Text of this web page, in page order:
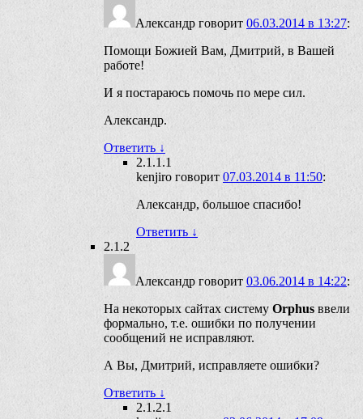
Александр говорит 06.03.2014 в 13:27:
Помощи Божией Вам, Дмитрий, в Вашей
работе!
И я постараюсь помочь по мере сил.
Александр.
Ответить ↓
2.1.1.1
kenjiro говорит 07.03.2014 в 11:50:
Александр, большое спасибо!
Ответить ↓
2.1.2
Александр говорит 03.06.2014 в 14:22:
На некоторых сайтах систему Orphus ввели
формально, т.е. ошибки по получении
сообщений не исправляют.
А Вы, Дмитрий, исправляете ошибки?
Ответить ↓
2.1.2.1